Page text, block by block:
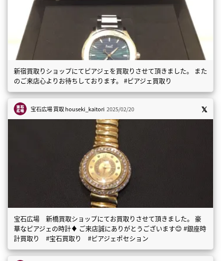
新宿買取りショップにてピアジェを買取りさせて頂きました。 また
のご来店心よりお待ちしております。 #ピアジェ買取り
宝石広場 買取houseki_kaitori 2025/02/20
宝石広場 新橋買取ショップにてお買取りさせて頂きました。 豪
華なピアジェの時計♦️ ご来店誠にありがとうございます😊 #銀座時
計買取り #宝石買取り #ピアジェポセション